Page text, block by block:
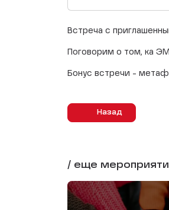
Встреча с
Поговорим о том, ка
Бонус встречи -
Назад
/ еще